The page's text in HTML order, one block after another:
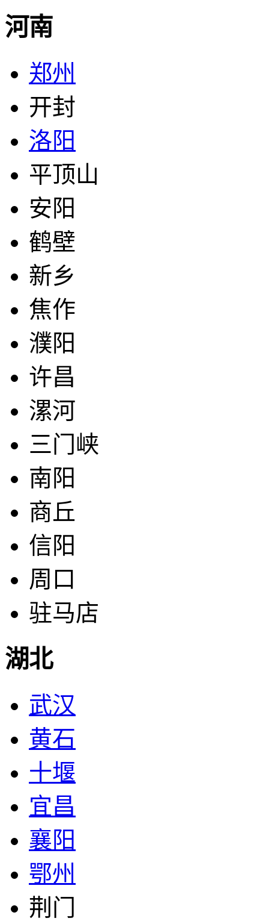
河南
郑州
开封
洛阳
平顶山
安阳
鹤壁
新乡
焦作
濮阳
许昌
漯河
三门峡
南阳
商丘
信阳
周口
驻马店
湖北
武汉
黄石
十堰
宜昌
襄阳
鄂州
荆门